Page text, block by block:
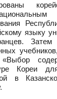
языку
Кореи
в